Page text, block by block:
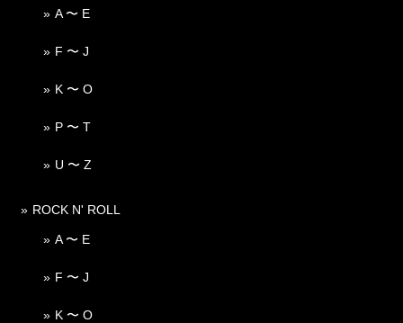
A 〜 E
F 〜 J
K 〜 O
P 〜 T
U 〜 Z
ROCK N' ROLL
A 〜 E
F 〜 J
K 〜 O